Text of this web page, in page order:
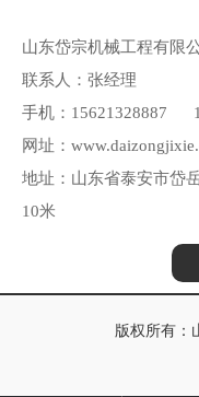
山东岱宗机械工程有限
联系人：张经理
手机：15621328887
网址：
地址：山东省泰安市岱
10米
版权所有：